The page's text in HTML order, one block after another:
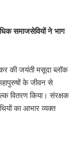
समाजसेवियोंनेभाग
की जयंती मसूदा ब्लॉक
के जीवन से
वितरण किया। संरक्षक
का आभार व्यक्त